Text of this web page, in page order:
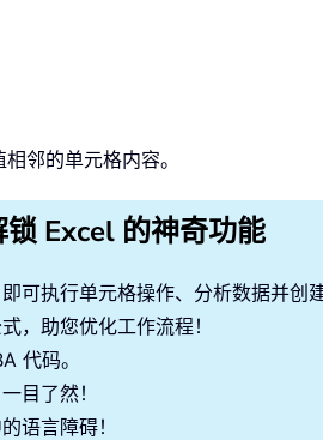
邻的单元格内容。
Excel 的神奇功能
可执行单元格操作、分析数据并创建
，助您优化工作流程！
代码。
目了然！
语言障碍！